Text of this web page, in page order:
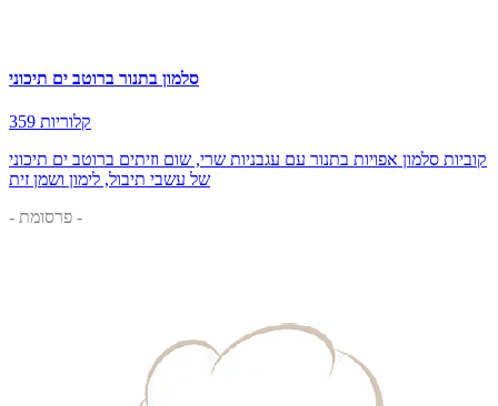
סלמון בתנור ברוטב ים תיכוני
359 קלוריות
קוביות סלמון אפויות בתנור עם עגבניות שרי, שום וזיתים ברוטב ים תיכוני
של עשבי תיבול, לימון ושמן זית
- פרסומת -